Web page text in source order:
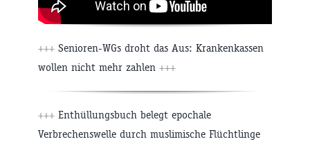
+++ Senioren-WGs droht das Aus: Krankenkassen
wollen nicht mehr zahlen +++
+++ Enthüllungsbuch belegt epochale
Verbrechenswelle durch muslimische Flüchtlinge